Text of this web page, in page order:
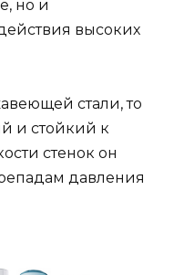
но и
высоких
стали, то
и стойкий к
стенок он
давления